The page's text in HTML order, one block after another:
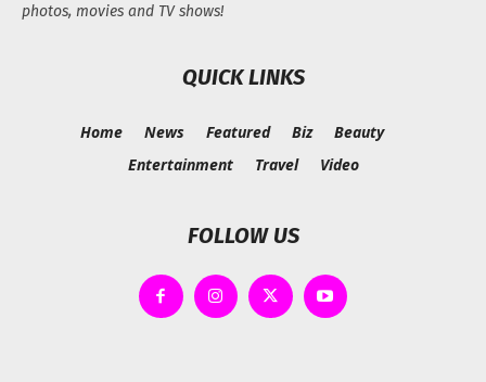
photos, movies and TV shows!
QUICK LINKS
Home News Featured Biz
Beauty
Entertainment
Travel Video
FOLLOW US